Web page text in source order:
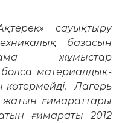
сауықтыру
базасын
жұмыстар
материалдық-
Лагерь
ғимараттары
ғимараты 2012